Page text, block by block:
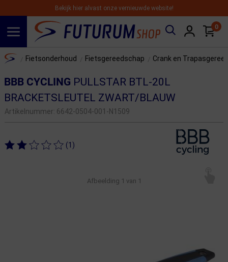
Bekijk hier alvast onze vernieuwde website!
0
Home Fietsonderhoud Fietsgereedschap Crank en
BBB CYCLING PULLSTAR BTL-20L
BRACKETSLEUTEL ZWART/BLAUW
Artikelnummer: 6642-0504-001-N1509
(1)
Afbeelding 1 van 1